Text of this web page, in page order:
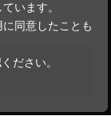
います。
同意したことも
ださい。